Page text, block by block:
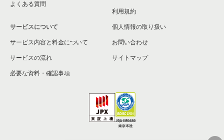
よくある質問
サービスについて
サービス内容と料金について
サービスの流れ
必要な資料・確認事項
利用規約
個人情報の取り扱い
お問い合わせ
サイトマップ